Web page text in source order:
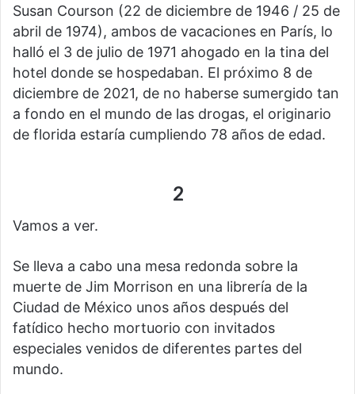
Susan Courson (22 de diciembre de 1946 / 25 de
abril de 1974), ambos de vacaciones en París, lo
halló el 3 de julio de 1971 ahogado en la tina del
hotel donde se hospedaban. El próximo 8 de
diciembre de 2021, de no haberse sumergido tan
a fondo en el mundo de las drogas, el originario
de florida estaría cumpliendo 78 años de edad.
2
Vamos a ver.
Se lleva a cabo una mesa redonda sobre la
muerte de Jim Morrison en una librería de la
Ciudad de México unos años después del
fatídico hecho mortuorio con invitados
especiales venidos de diferentes partes del
mundo.